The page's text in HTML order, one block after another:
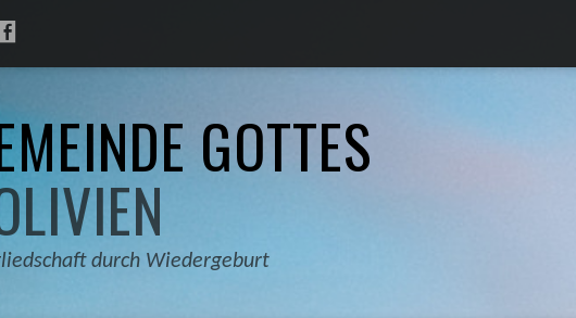
GOTTES
durch Wiedergeburt